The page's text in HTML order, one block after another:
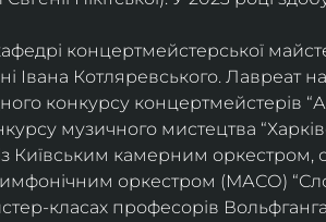
концертмейстерської
Івана Котляревського. Лавреат
конкурсу концертмейстерів
музичного мистецтва
Київським камерним
оркестром (МАСО)
класах професорів